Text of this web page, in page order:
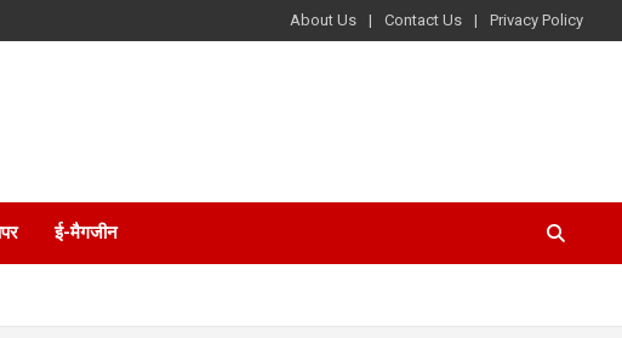
About Us Contact Us Privacy Policy
ई-मैगजीन